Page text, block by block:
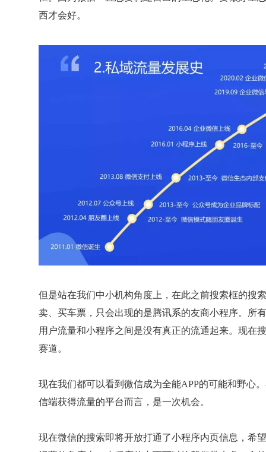
西才会好。
但是站在我们中小机构角度上，在此之前搜索框的搜
卖、买车票，只会出现的是腾讯系的友商小程序。所
用户流量和小程序之间是没有真正的流通起来。现在
赛道。
现在我们都可以看到微信成为全能APP的可能和野心
信端获得流量的平台而言，是一次机会。
现在微信的搜索即将开放打通了小程序内页信息，希